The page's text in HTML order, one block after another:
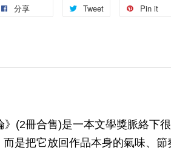
分享 Tweet Pin it
(2冊合售)是一本文學獎脈絡下
是把它放回作品本身的氣味、節